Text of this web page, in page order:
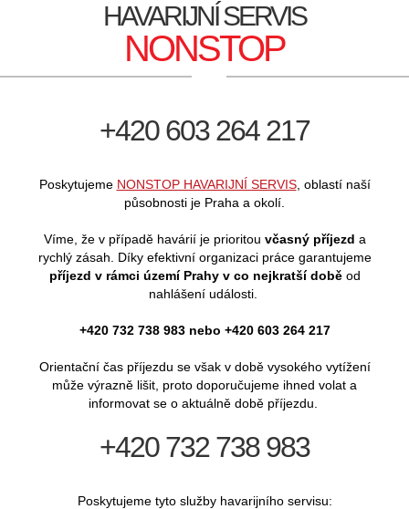
HAVARIJNÍ SERVIS
NONSTOP
+420 603 264 217
Poskytujeme NONSTOP HAVARIJNÍ SERVIS, oblastí naší
působnosti je Praha a okolí.
Víme, že v případě havárií je prioritou včasný příjezd a
rychlý zásah. Díky efektivní organizaci práce garantujeme
příjezd v rámci území Prahy v co nejkratší době od
nahlášení události.
+420 732 738 983 nebo +420 603 264 217
Orientační čas příjezdu se však v době vysokého vytížení
může výrazně lišit, proto doporučujeme ihned volat a
informovat se o aktuálně době příjezdu.
+420 732 738 983
Poskytujeme tyto služby havarijního servisu: